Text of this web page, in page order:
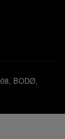
BODØ,